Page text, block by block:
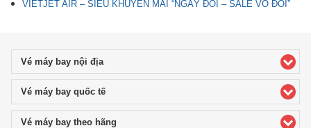
VIETJET AIR – SIÊU KHUYẾN MÃI “NGÀY ĐÔI – SALE VÔ ĐỐI”
Vé máy bay nội địaclick to expand contents
Vé máy bay quốc tếclick to expand contents
Vé máy bay theo hãng